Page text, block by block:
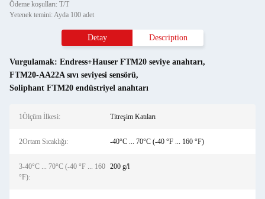
Ödeme koşulları: T/T
Yetenek temini: Ayda 100 adet
Detay Description
Vurgulamak: Endress+Hauser FTM20 seviye anahtarı,
FTM20-AA22A sıvı seviyesi sensörü,
Soliphant FTM20 endüstriyel anahtarı
1Ölçüm İlkesi: Titreşim Katıları
2Ortam Sıcaklığı: -40°C ... 70°C (-40 °F ... 160 °F)
3-40°C ... 70°C (-40 °F ... 160
°F):
200 g/l